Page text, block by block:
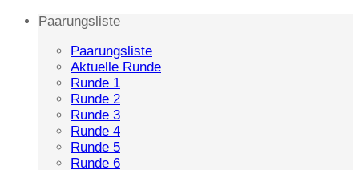
Paarungsliste
Paarungsliste
Aktuelle Runde
Runde 1
Runde 2
Runde 3
Runde 4
Runde 5
Runde 6